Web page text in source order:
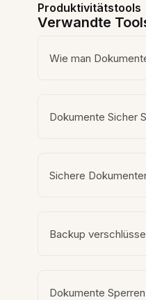
Produktivitätstools
Verwandte
Wie man
Dokumente Sicher
Sichere
Backup
Dokumente Sperren